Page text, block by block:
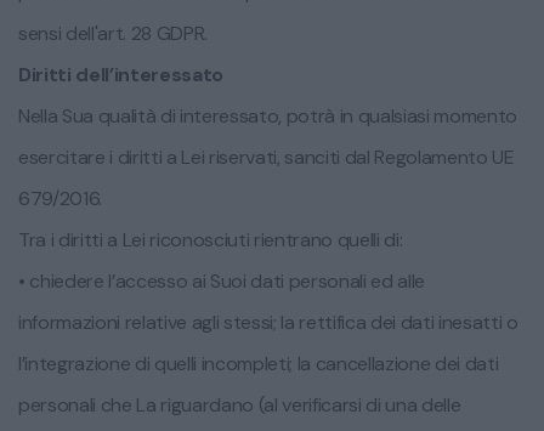
sensi dell'art. 28 GDPR.
Diritti dell’interessato
Nella Sua qualità di interessato, potrà in qualsiasi momento
esercitare i diritti a Lei riservati, sanciti dal Regolamento UE
679/2016.
Tra i diritti a Lei riconosciuti rientrano quelli di:
• chiedere l’accesso ai Suoi dati personali ed alle
informazioni relative agli stessi; la rettifica dei dati inesatti o
l’integrazione di quelli incompleti; la cancellazione dei dati
personali che La riguardano (al verificarsi di una delle